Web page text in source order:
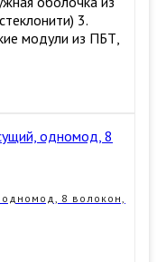
3.
модули из ПБТ,
8 волокон,